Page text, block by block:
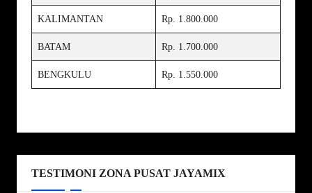
KALIMANTAN Rp. 1.800.000
BATAM Rp. 1.700.000
BENGKULU Rp. 1.550.000
TESTIMONI ZONA PUSAT JAYAMIX